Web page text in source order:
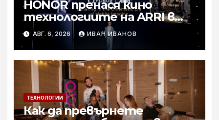
HONOR пренася кино
технологиите на ARRI в
мобилното творчество на
събитието Imaging
Technology Launch
АВГ. 6, 2026 ИВАН ИВАНОВ
ТЕХНОЛОГИИ
Как да превърнете